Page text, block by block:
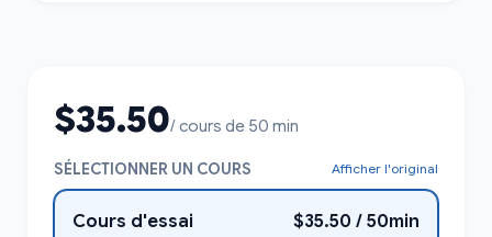
$35.50/ cours de 50 min
SÉLECTIONNER UN COURS Afficher l'original
Cours d'essai $35.50 / 50min